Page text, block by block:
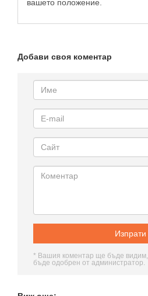
вашето положение.
Добави своя коментар
* Вашия коментар ще бъде видим,
бъде одобрен от администратор.